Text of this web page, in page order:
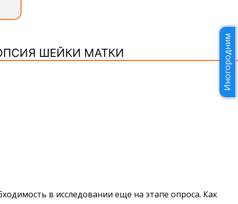
ШЕЙКИ МАТКИ
в исследовании еще на этапе опроса. Как
Иногородним